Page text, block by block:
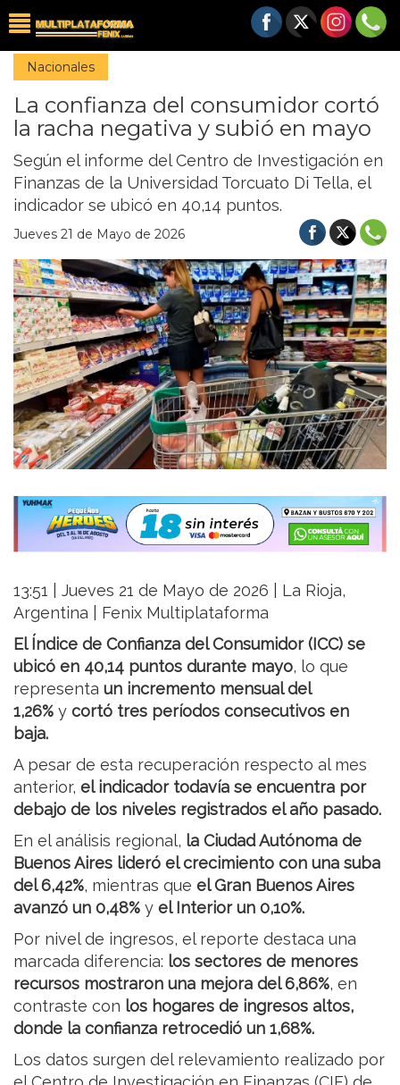
Nacionales
La confianza del consumidor cortó
la racha negativa y subió en mayo
Según el informe del Centro de Investigación en
Finanzas de la Universidad Torcuato Di Tella, el
indicador se ubicó en 40,14 puntos.
Jueves 21 de Mayo de 2026
13:51 | Jueves 21 de Mayo de 2026 | La Rioja,
Argentina | Fenix Multiplataforma
El Índice de Confianza del Consumidor (ICC) se
ubicó en 40,14 puntos durante mayo, lo que
representa un incremento mensual del
1,26% y cortó tres períodos consecutivos en
baja.
A pesar de esta recuperación respecto al mes
anterior, el indicador todavía se encuentra por
debajo de los niveles registrados el año pasado.
En el análisis regional, la Ciudad Autónoma de
Buenos Aires lideró el crecimiento con una suba
del 6,42%, mientras que el Gran Buenos Aires
avanzó un 0,48% y el Interior un 0,10%.
Por nivel de ingresos, el reporte destaca una
marcada diferencia: los sectores de menores
recursos mostraron una mejora del 6,86%, en
contraste con los hogares de ingresos altos,
donde la confianza retrocedió un 1,68%.
Los datos surgen del relevamiento realizado por